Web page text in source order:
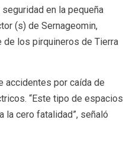
en la pequeña
(s) de Sernageomin,
de los pirquineros de Tierra
accidentes por caída de
“Este tipo de espacios
cero fatalidad”, señaló